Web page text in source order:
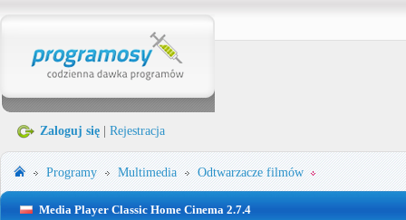
Zaloguj się Rejestracja
Programy Multimedia Odtwarzacze filmów
Media Player Classic Home Cinema 2.7.4